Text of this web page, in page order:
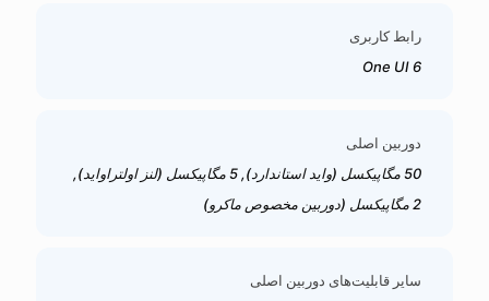
رابط کاربری
One UI 6
دوربین اصلی
50 مگاپیکسل (واید استاندارد), 5 مگاپیکسل (لنز اولتراواید),
2 مگاپیکسل (دوربین مخصوص ماکرو)
سایر قابلیت‌های دوربین اصلی